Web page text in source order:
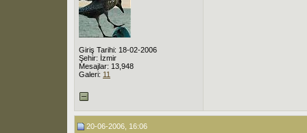
Giriş Tarihi: 18-02-2006
Şehir: İzmir
Mesajlar: 13,948
Galeri: 11
20-06-2006, 16:06